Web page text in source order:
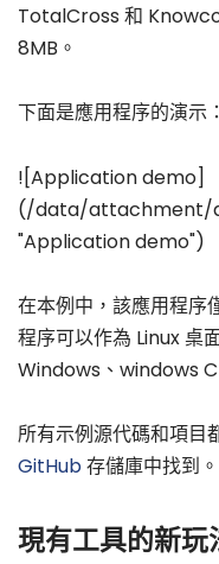
TotalCross 和
8MB。
下面是應用程序的演示：
![Application demo]
(/data/attachment/
"Application demo")
在本例中，該應用程序
程序可以作為 Linux 桌
Windows、windows
所有示例源代碼和項目
GitHub存儲庫中找到。
現有工具的新玩